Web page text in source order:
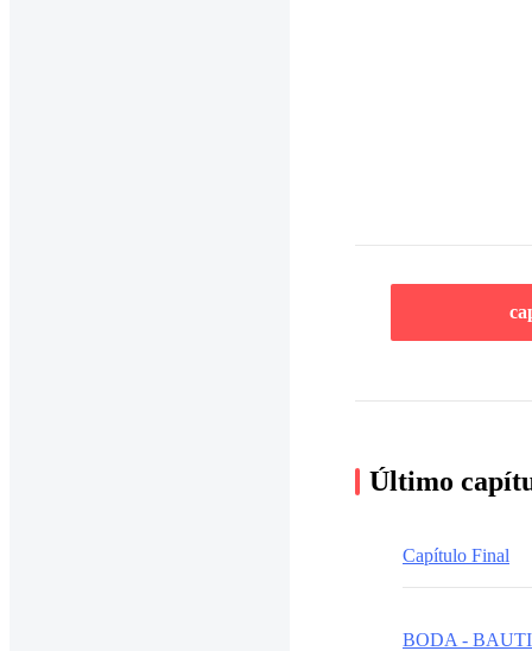
Último
Capítulo Final
BODA -